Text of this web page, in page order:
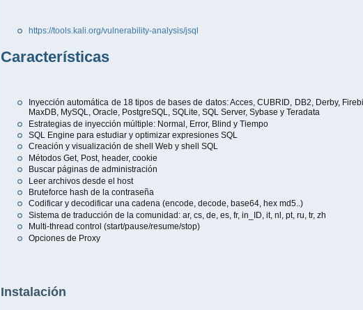
https://tools.kali.org/vulnerability-analysis/jsql
Características
Inyección automática de 18 tipos de bases de datos: Acces, CUBRID, DB2, Derby,
MaxDB, MySQL, Oracle, PostgreSQL, SQLite, SQL Server, Sybase y Teradata
Estrategias de inyección múltiple: Normal, Error, Blind y Tiempo
SQL Engine para estudiar y optimizar expresiones SQL
Creación y visualización de shell Web y shell SQL
Métodos Get, Post, header, cookie
Buscar páginas de administración
Leer archivos desde el host
Bruteforce hash de la contraseña
Codificar y decodificar una cadena (encode, decode, base64, hex md5..)
Sistema de traducción de la comunidad: ar, cs, de, es, fr, in_ID, it, nl, pt, ru, tr, zh
Multi-thread control (start/pause/resume/stop)
Opciones de Proxy
Instalación